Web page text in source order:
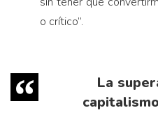
o crítico”.
La